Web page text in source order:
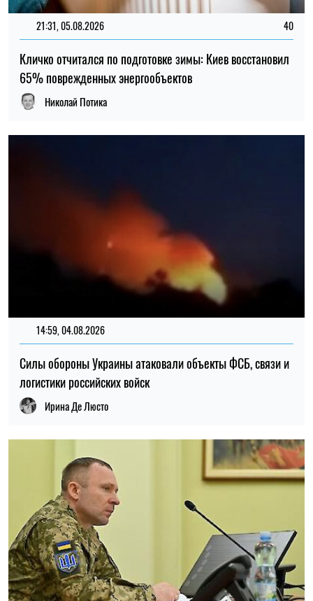
21:31, 05.08.2026 40
Кличко отчитался по подготовке зимы: Киев восстановил
65% поврежденных энергообъектов
Николай Потика
14:59, 04.08.2026
Силы обороны Украины атаковали объекты ФСБ, связи и
логистики российских войск
Ирина Де Люсто